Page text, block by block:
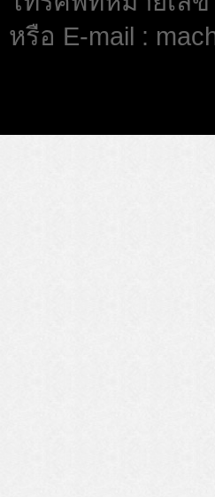
หรือ E-mail :